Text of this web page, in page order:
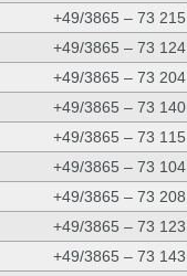
+49/3865 – 73 215
+49/3865 – 73 124
+49/3865 – 73 204
+49/3865 – 73 140
+49/3865 – 73 115
+49/3865 – 73 104
+49/3865 – 73 208
+49/3865 – 73 123
+49/3865 – 73 143